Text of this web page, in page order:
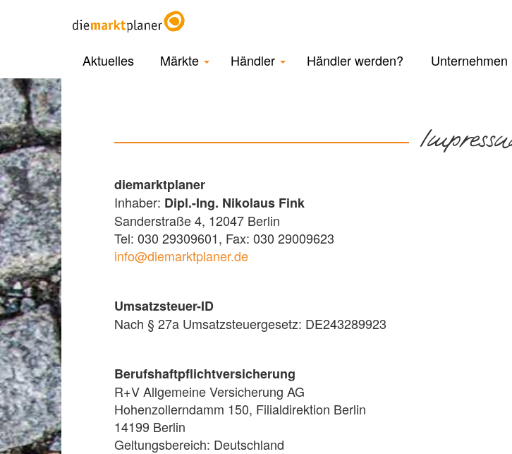
Aktuelles Märkte Händler Händler werden? Unternehmen
diemarktplaner
Inhaber: Dipl.-Ing. Nikolaus Fink
Sanderstraße 4, 12047 Berlin
Tel: 030 29309601, Fax: 030 29009623
info@diemarktplaner.de
Umsatzsteuer-ID
Nach § 27a Umsatzsteuergesetz: DE243289923
Berufshaftpflichtversicherung
R+V Allgemeine Versicherung AG
Hohenzollerndamm 150, Filialdirektion Berlin
14199 Berlin
Geltungsbereich: Deutschland